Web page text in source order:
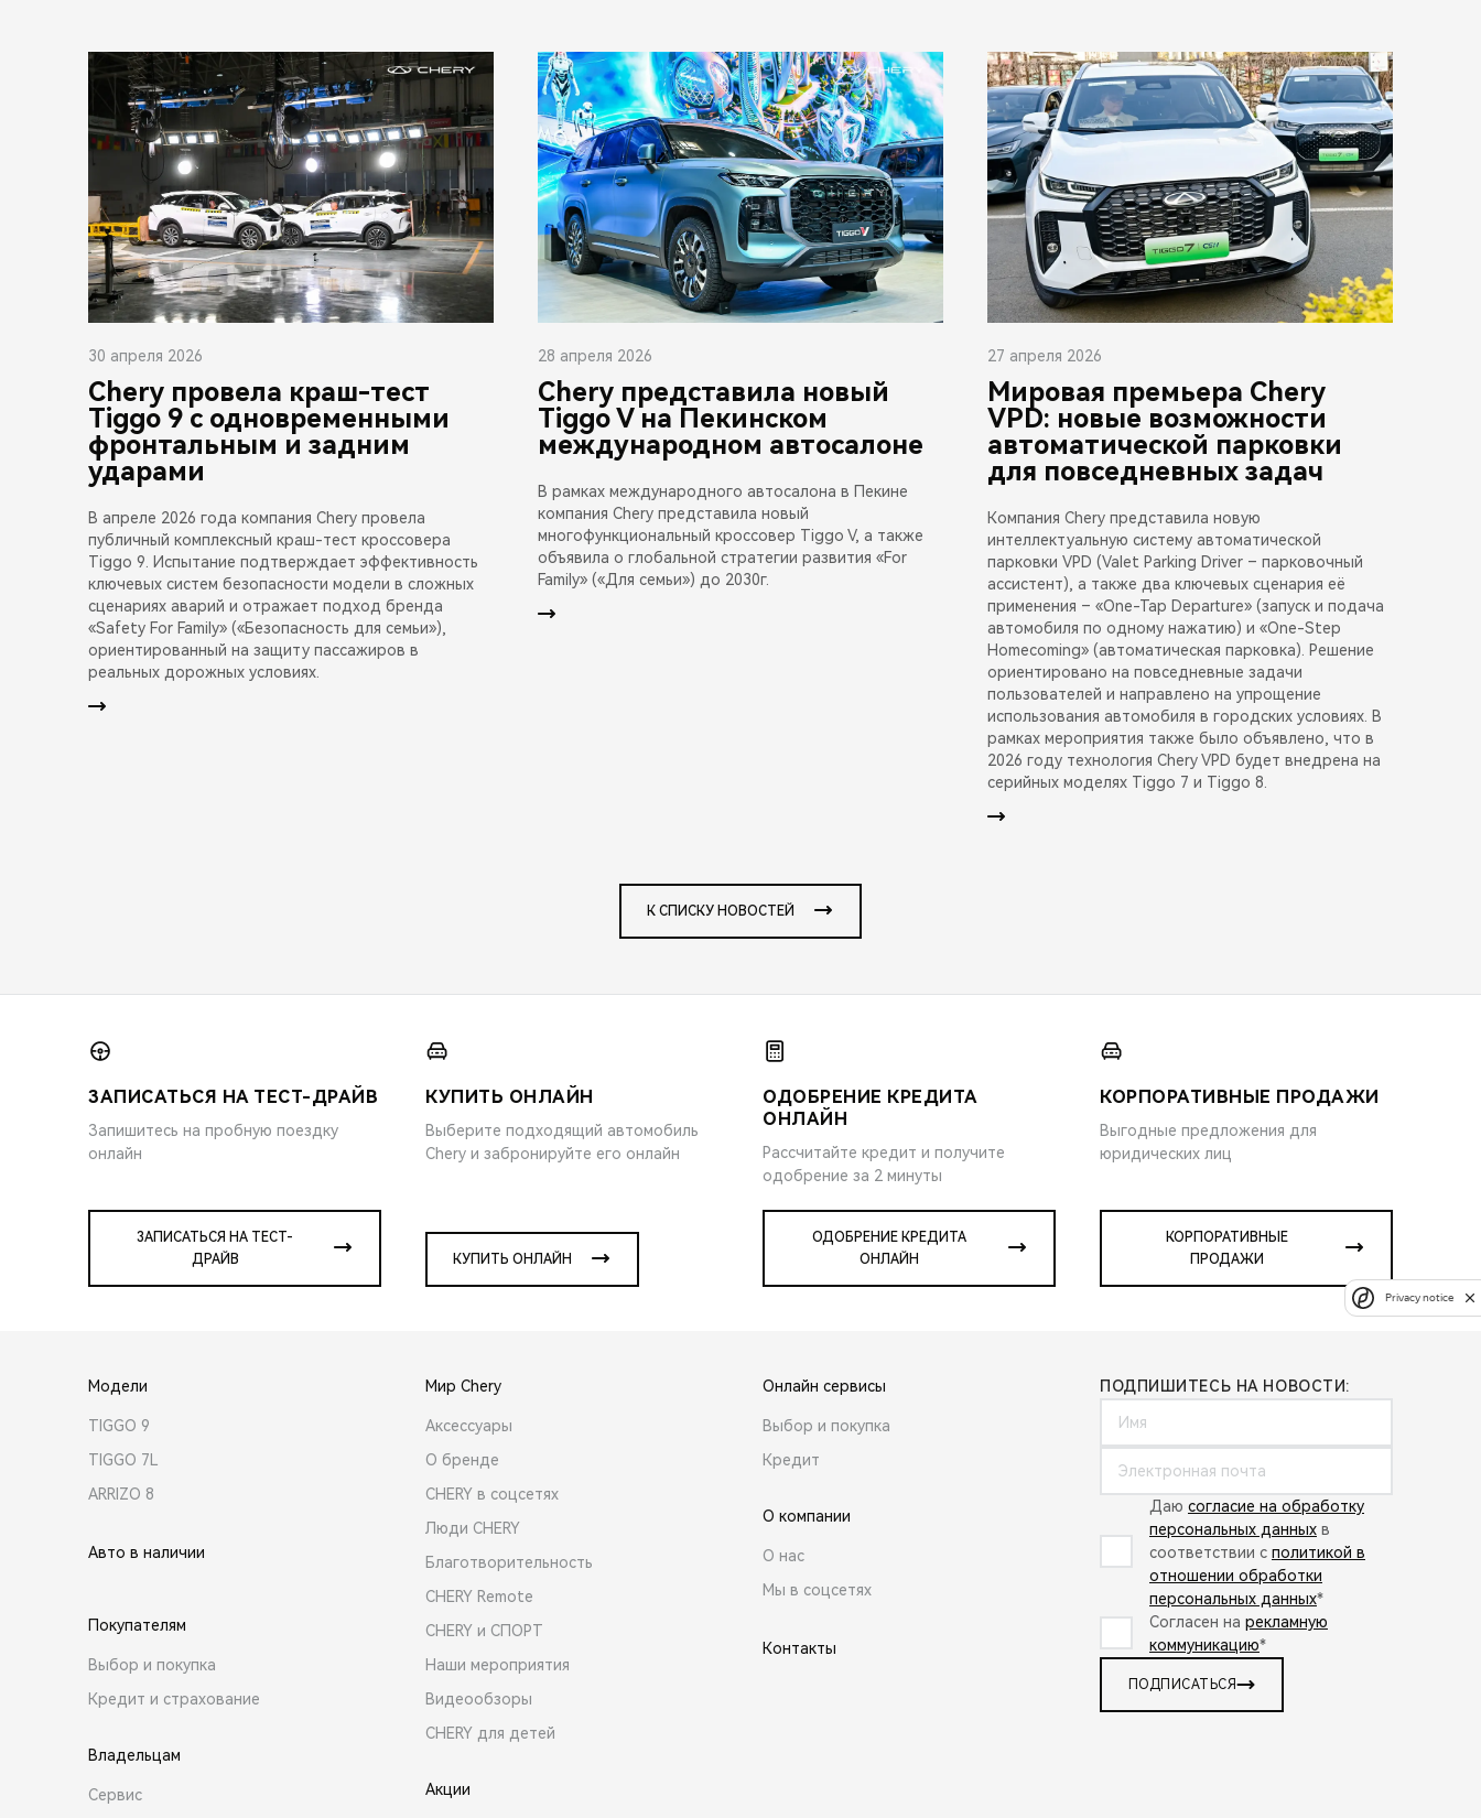
30 апреля 2026
Chery провела краш-тест
Tiggo 9 с одновременными
фронтальным и задним
ударами
В апреле 2026 года компания Chery провела
публичный комплексный краш-тест кроссовера
Tiggo 9. Испытание подтверждает эффективность
ключевых систем безопасности модели в сложных
сценариях аварий и отражает подход бренда
«Safety For Family» («Безопасность для семьи»),
ориентированный на защиту пассажиров в
реальных дорожных условиях.
28 апреля 2026
Chery представила новый
Tiggo V на Пекинском
международном автосалоне
В рамках международного автосалона в Пекине
компания Chery представила новый
многофункциональный кроссовер Tiggo V, а также
объявила о глобальной стратегии развития «For
Family» («Для семьи») до 2030г.
27 апреля 2026
Мировая премьера Chery
VPD: новые возможности
автоматической парковки
для повседневных задач
Компания Chery представила новую
интеллектуальную систему автоматической
парковки VPD (Valet Parking Driver – парковочный
ассистент), а также два ключевых сценария её
применения – «One-Tap Departure» (запуск и подача
автомобиля по одному нажатию) и «One-Step
Homecoming» (автоматическая парковка). Решение
ориентировано на повседневные задачи
пользователей и направлено на упрощение
использования автомобиля в городских условиях. В
рамках мероприятия также было объявлено, что в
2026 году технология Chery VPD будет внедрена на
серийных моделях Tiggo 7 и Tiggo 8.
К СПИСКУ НОВОСТЕЙ
ЗАПИСАТЬСЯ НА ТЕСТ-ДРАЙВ
Запишитесь на пробную поездку
онлайн
ЗАПИСАТЬСЯ НА ТЕСТ-
ДРАЙВ
КУПИТЬ ОНЛАЙН
Выберите подходящий автомобиль
Chery и забронируйте его онлайн
КУПИТЬ ОНЛАЙН
ОДОБРЕНИЕ КРЕДИТА
ОНЛАЙН
Рассчитайте кредит и получите
одобрение за 2 минуты
ОДОБРЕНИЕ КРЕДИТА
ОНЛАЙН
КОРПОРАТИВНЫЕ ПРОДАЖИ
Выгодные предложения для
юридических лиц
КОРПОРАТИВНЫЕ
ПРОДАЖИ
Модели
TIGGO 9
TIGGO 7L
ARRIZO 8
Авто в наличии
Покупателям
Выбор и покупка
Кредит и страхование
Владельцам
Сервис
Мир Chery
Аксессуары
О бренде
CHERY в соцсетях
Люди CHERY
Благотворительность
CHERY Remote
CHERY и СПОРТ
Наши мероприятия
Видеообзоры
CHERY для детей
Акции
Онлайн сервисы
Выбор и покупка
Кредит
О компании
О нас
Мы в соцсетях
Контакты
ПОДПИШИТЕСЬ НА НОВОСТИ:
Даю согласие на обработку
персональных данных в
соответствии с политикой в
отношении обработки
персональных данных*
Согласен на рекламную
коммуникацию*
ПОДПИСАТЬСЯ
Privacy notice